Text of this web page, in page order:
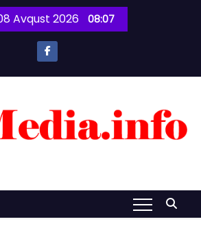
Avqust 2026 08:07